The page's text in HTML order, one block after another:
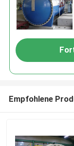
Empfohlene